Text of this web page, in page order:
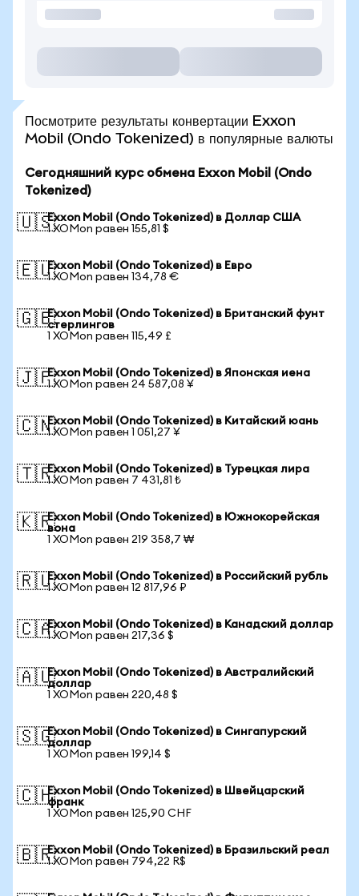
Посмотрите результаты конвертации Exxon
Mobil (Ondo Tokenized) в популярные валюты
Сегодняшний курс обмена Exxon Mobil (Ondo
Tokenized)
🇺🇸Exxon Mobil (Ondo Tokenized) в Доллар США
1 XOMon равен 155,81 $
🇪🇺Exxon Mobil (Ondo Tokenized) в Евро
1 XOMon равен 134,78 €
🇬🇧Exxon Mobil (Ondo Tokenized) в Британский фунт
стерлингов
1 XOMon равен 115,49 £
🇯🇵Exxon Mobil (Ondo Tokenized) в Японская иена
1 XOMon равен 24 587,08 ¥
🇨🇳Exxon Mobil (Ondo Tokenized) в Китайский юань
1 XOMon равен 1 051,27 ¥
🇹🇷Exxon Mobil (Ondo Tokenized) в Турецкая лира
1 XOMon равен 7 431,81 ₺
🇰🇷Exxon Mobil (Ondo Tokenized) в Южнокорейская
вона
1 XOMon равен 219 358,7 ₩
🇷🇺Exxon Mobil (Ondo Tokenized) в Российский рубль
1 XOMon равен 12 817,96 ₽
🇨🇦Exxon Mobil (Ondo Tokenized) в Канадский доллар
1 XOMon равен 217,36 $
🇦🇺Exxon Mobil (Ondo Tokenized) в Австралийский
доллар
1 XOMon равен 220,48 $
🇸🇬Exxon Mobil (Ondo Tokenized) в Сингапурский
доллар
1 XOMon равен 199,14 $
🇨🇭Exxon Mobil (Ondo Tokenized) в Швейцарский
франк
1 XOMon равен 125,90 CHF
🇧🇷Exxon Mobil (Ondo Tokenized) в Бразильский реал
1 XOMon равен 794,22 R$